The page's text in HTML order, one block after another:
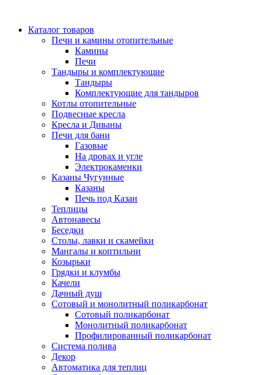
Каталог товаров
Печи и камины отопительные
Камины
Печи
Тандыры и комплектующие
Тандыры
Комплектующие для тандыров
Котлы отопительные
Подвесные кресла
Кресла и Диваны
Печи для бани
Газовые
На дровах и угле
Электрокаменки
Казаны Чугунные
Казаны
Печь под Казан
Теплицы
Автонавесы
Беседки
Столы, лавки и скамейки
Мангалы и коптильни
Козырьки
Грядки и клумбы
Качели
Дачный душ
Сотовый и монолитный поликарбонат
Сотовый поликарбонат
Монолитный поликарбонат
Профилированный поликарбонат
Система полива
Декор
Автоматика для теплиц